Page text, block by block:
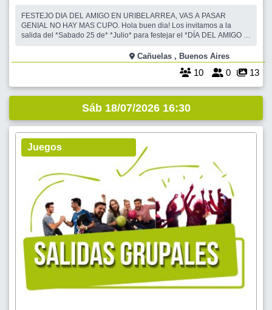
FESTEJO DIA DEL AMIGO EN URIBELARREA, VAS A PASAR
GENIAL NO HAY MAS CUPO. Hola buen dia! Los invitamos a la
salida del *Sabado 25 de* *Julio* para festejar el *DÍA DEL AMIGO .
PRESUMIDA* Transporte incluido. Refrigerio a bordo por la mañana.
*Entrada* : Empanada de Carne Cort
Cañuelas , Buenos Aires
10 0 13
Sáb 18/07/2026 16:30
Juegos